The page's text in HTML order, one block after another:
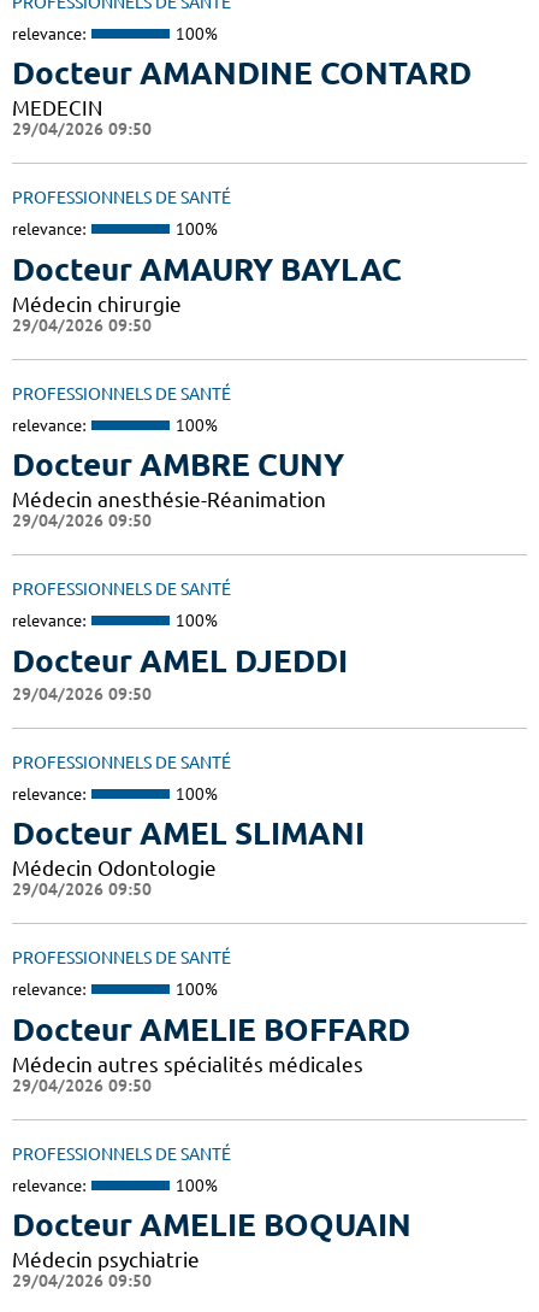
relevance: 100%
Docteur AMANDINE CONTARD
MEDECIN
29/04/2026 09:50
PROFESSIONNELS DE SANTÉ
relevance: 100%
Docteur AMAURY BAYLAC
Médecin chirurgie
29/04/2026 09:50
PROFESSIONNELS DE SANTÉ
relevance: 100%
Docteur AMBRE CUNY
Médecin anesthésie-Réanimation
29/04/2026 09:50
PROFESSIONNELS DE SANTÉ
relevance: 100%
Docteur AMEL DJEDDI
29/04/2026 09:50
PROFESSIONNELS DE SANTÉ
relevance: 100%
Docteur AMEL SLIMANI
Médecin Odontologie
29/04/2026 09:50
PROFESSIONNELS DE SANTÉ
relevance: 100%
Docteur AMELIE BOFFARD
Médecin autres spécialités médicales
29/04/2026 09:50
PROFESSIONNELS DE SANTÉ
relevance: 100%
Docteur AMELIE BOQUAIN
Médecin psychiatrie
29/04/2026 09:50